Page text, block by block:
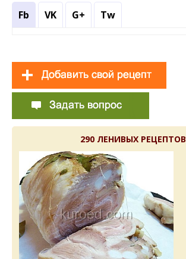
Fb VK G+ Tw
290 ЛЕНИВЫХ РЕЦЕПТОВ